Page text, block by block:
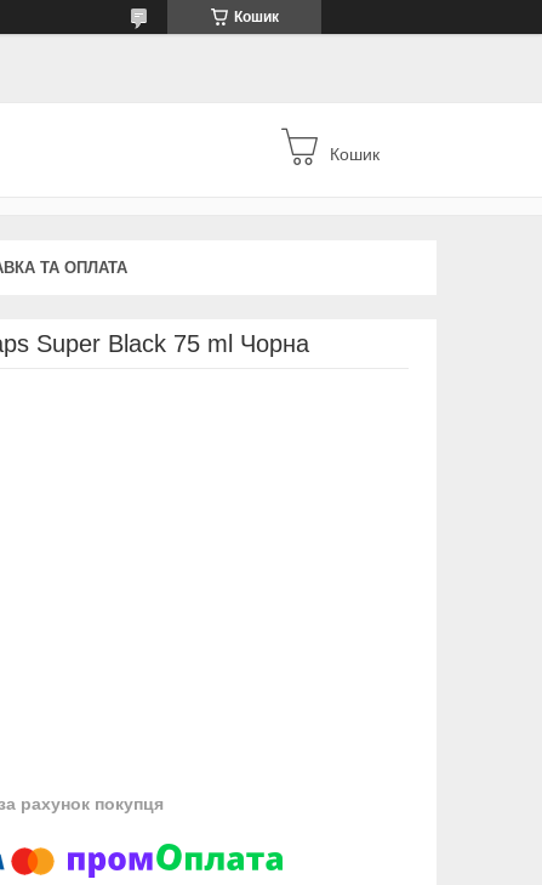
Кошик
Кошик
ТА ОПЛАТА
Super Black 75 ml Чорна
рахунок покупця